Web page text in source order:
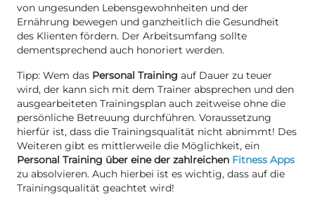
von ungesunden Lebensgewohnheiten und der
Ernährung bewegen und ganzheitlich die Gesundheit
des Klienten fördern. Der Arbeitsumfang sollte
dementsprechend auch honoriert werden.
Tipp: Wem das Personal Training auf Dauer zu teuer
wird, der kann sich mit dem Trainer absprechen und den
ausgearbeiteten Trainingsplan auch zeitweise ohne die
persönliche Betreuung durchführen. Voraussetzung
hierfür ist, dass die Trainingsqualität nicht abnimmt! Des
Weiteren gibt es mittlerweile die Möglichkeit, ein
Personal Training über eine der zahlreichen Fitness Apps
zu absolvieren. Auch hierbei ist es wichtig, dass auf die
Trainingsqualität geachtet wird!